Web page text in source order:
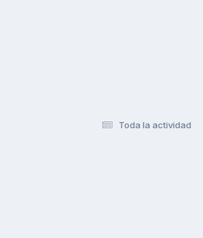
Toda la actividad